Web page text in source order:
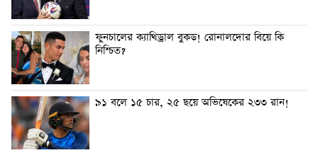
ফুনচালের ক্যাথিড্রাল বুকড! রোনালদোর বিয়ে কি
নিশ্চিত?
৯১ বলে ১৫ চার, ২৫ ছয়ে অভিষেকের ২৩৩ রান!